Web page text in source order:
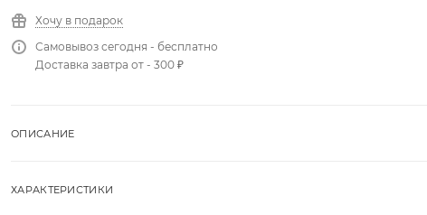
Хочу в подарок
Самовывоз сегодня - бесплатно
Доставка завтра от - 300 ₽
ОПИСАНИЕ
ХАРАКТЕРИСТИКИ